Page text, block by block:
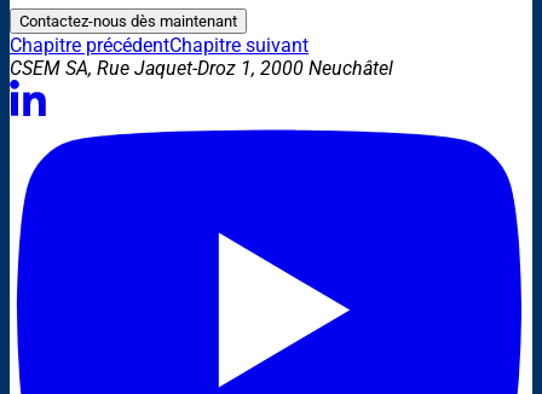
Contactez-nous dès maintenant
Chapitre précédentChapitre suivant
CSEM SA, Rue Jaquet-Droz 1, 2000 Neuchâtel